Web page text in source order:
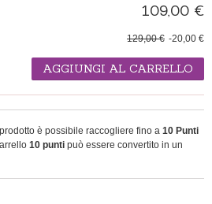
109,00 €
-20,00 €
129,00 €
AGGIUNGI AL CARRELLO
è possibile raccogliere fino a 10 Punti
10 punti può essere convertito in un